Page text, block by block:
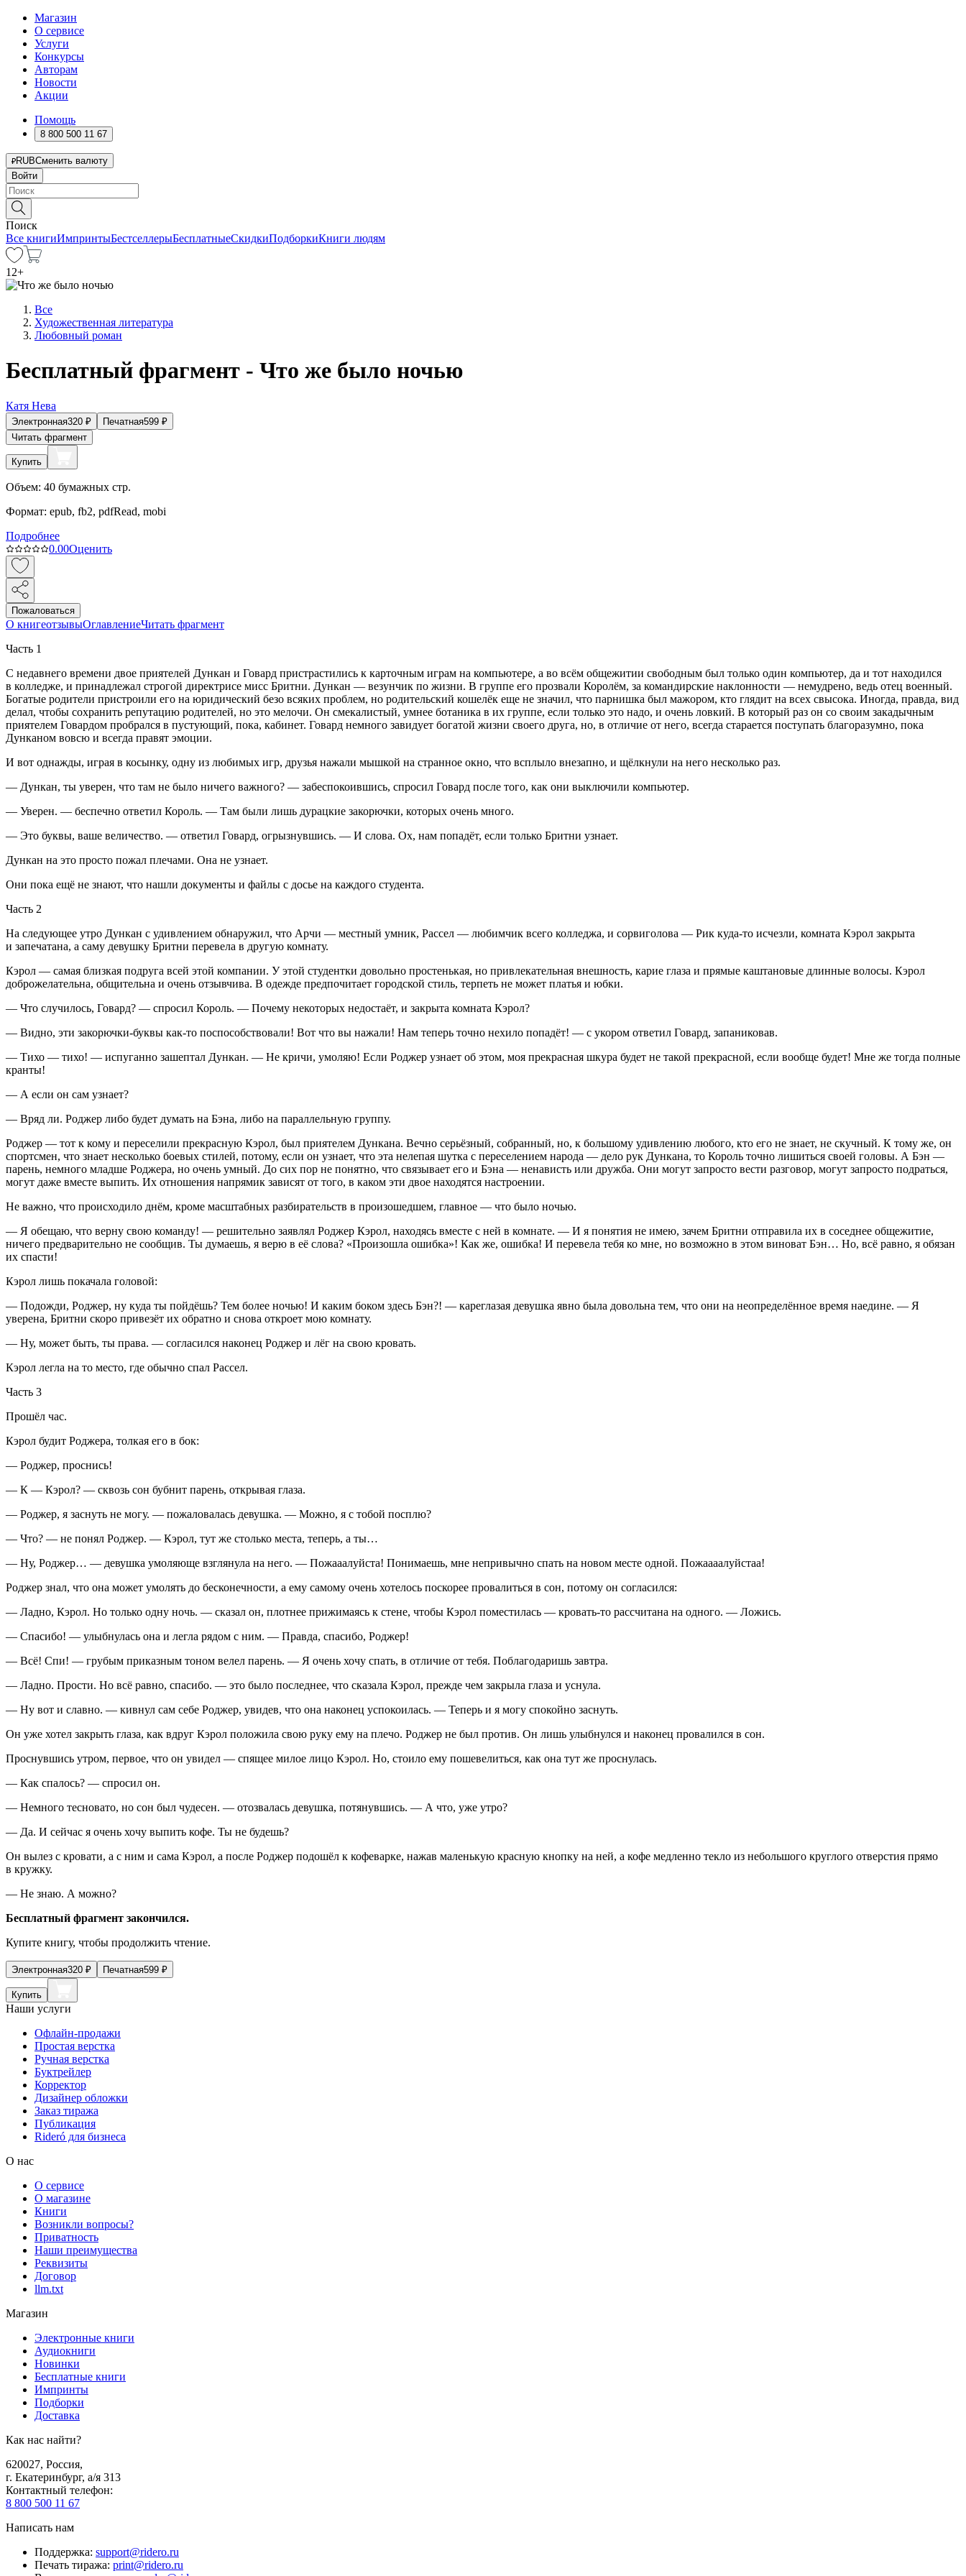
Магазин
О сервисе
Услуги
Конкурсы
Авторам
Новости
Акции
Помощь
8 800 500 11 67
RUBСменить валюту
Войти
Поиск
Все книгиИмпринтыБестселлерыБесплатныеСкидкиПодборкиКниги людям
12+
Все
Художественная литература
Любовный роман
Бесплатный фрагмент - Что же было ночью
Катя Нева
Электронная320 ₽ Печатная599 ₽
Читать фрагмент
Купить
Объем: 40 бумажных стр.
Формат: epub, fb2, pdfRead, mobi
Подробнее
0.00Оценить
Пожаловаться
О книгеотзывыОглавлениеЧитать фрагмент
Часть 1
С недавнего времени двое приятелей Дункан и Говард пристрастились к карточным играм на компьютере, а во всём общежитии свободным был только один компьютер, да и тот находился
в колледже, и принадлежал строгой директрисе мисс Бритни. Дункан — везунчик по жизни. В группе его прозвали Королём, за командирские наклонности — немудрено, ведь отец военный.
Богатые родители пристроили его на юридический безо всяких проблем, но родительский кошелёк еще не значил, что парнишка был мажором, кто глядит на всех свысока. Иногда, правда, вид
делал, чтобы сохранить репутацию родителей, но это мелочи. Он смекалистый, умнее ботаника в их группе, если только это надо, и очень ловкий. В который раз он со своим закадычным
приятелем Говардом пробрался в пустующий, пока, кабинет. Говард немного завидует богатой жизни своего друга, но, в отличие от него, всегда старается поступать благоразумно, пока
Дунканом вовсю и всегда правят эмоции.
И вот однажды, играя в косынку, одну из любимых игр, друзья нажали мышкой на странное окно, что всплыло внезапно, и щёлкнули на него несколько раз.
— Дункан, ты уверен, что там не было ничего важного? — забеспокоившись, спросил Говард после того, как они выключили компьютер.
— Уверен. — беспечно ответил Король. — Там были лишь дурацкие закорючки, которых очень много.
— Это буквы, ваше величество. — ответил Говард, огрызнувшись. — И слова. Ох, нам попадёт, если только Бритни узнает.
Дункан на это просто пожал плечами. Она не узнает.
Они пока ещё не знают, что нашли документы и файлы с досье на каждого студента.
Часть 2
На следующее утро Дункан с удивлением обнаружил, что Арчи — местный умник, Рассел — любимчик всего колледжа, и сорвиголова — Рик куда-то исчезли, комната Кэрол закрыта
и запечатана, а саму девушку Бритни перевела в другую комнату.
Кэрол — самая близкая подруга всей этой компании. У этой студентки довольно простенькая, но привлекательная внешность, карие глаза и прямые каштановые длинные волосы. Кэрол
доброжелательна, общительна и очень отзывчива. В одежде предпочитает городской стиль, терпеть не может платья и юбки.
— Что случилось, Говард? — спросил Король. — Почему некоторых недостаёт, и закрыта комната Кэрол?
— Видно, эти закорючки-буквы как-то поспособствовали! Вот что вы нажали! Нам теперь точно нехило попадёт! — с укором ответил Говард, запаниковав.
— Тихо — тихо! — испуганно зашептал Дункан. — Не кричи, умоляю! Если Роджер узнает об этом, моя прекрасная шкура будет не такой прекрасной, если вообще будет! Мне же тогда полные
кранты!
— А если он сам узнает?
— Вряд ли. Роджер либо будет думать на Бэна, либо на параллельную группу.
Роджер — тот к кому и переселили прекрасную Кэрол, был приятелем Дункана. Вечно серьёзный, собранный, но, к большому удивлению любого, кто его не знает, не скучный. К тому же, он
спортсмен, что знает несколько боевых стилей, потому, если он узнает, что эта нелепая шутка с переселением народа — дело рук Дункана, то Король точно лишиться своей головы. А Бэн —
парень, немного младше Роджера, но очень умный. До сих пор не понятно, что связывает его и Бэна — ненависть или дружба. Они могут запросто вести разговор, могут запросто подраться,
могут даже вместе выпить. Их отношения напрямик зависят от того, в каком эти двое находятся настроении.
Не важно, что происходило днём, кроме масштабных разбирательств в произошедшем, главное — что было ночью.
— Я обещаю, что верну свою команду! — решительно заявлял Роджер Кэрол, находясь вместе с ней в комнате. — И я понятия не имею, зачем Бритни отправила их в соседнее общежитие,
ничего предварительно не сообщив. Ты думаешь, я верю в её слова? «Произошла ошибка»! Как же, ошибка! И перевела тебя ко мне, но возможно в этом виноват Бэн… Но, всё равно, я обязан
их спасти!
Кэрол лишь покачала головой:
— Подожди, Роджер, ну куда ты пойдёшь? Тем более ночью! И каким боком здесь Бэн?! — кареглазая девушка явно была довольна тем, что они на неопределённое время наедине. — Я
уверена, Бритни скоро привезёт их обратно и снова откроет мою комнату.
— Ну, может быть, ты права. — согласился наконец Роджер и лёг на свою кровать.
Кэрол легла на то место, где обычно спал Рассел.
Часть 3
Прошёл час.
Кэрол будит Роджера, толкая его в бок:
— Роджер, проснись!
— К — Кэрол? — сквозь сон бубнит парень, открывая глаза.
— Роджер, я заснуть не могу. — пожаловалась девушка. — Можно, я с тобой посплю?
— Что? — не понял Роджер. — Кэрол, тут же столько места, теперь, а ты…
— Ну, Роджер… — девушка умоляюще взглянула на него. — Пожааалуйста! Понимаешь, мне непривычно спать на новом месте одной. Пожаааалуйстаа!
Роджер знал, что она может умолять до бесконечности, а ему самому очень хотелось поскорее провалиться в сон, потому он согласился:
— Ладно, Кэрол. Но только одну ночь. — сказал он, плотнее прижимаясь к стене, чтобы Кэрол поместилась — кровать-то рассчитана на одного. — Ложись.
— Спасибо! — улыбнулась она и легла рядом с ним. — Правда, спасибо, Роджер!
— Всё! Спи! — грубым приказным тоном велел парень. — Я очень хочу спать, в отличие от тебя. Поблагодаришь завтра.
— Ладно. Прости. Но всё равно, спасибо. — это было последнее, что сказала Кэрол, прежде чем закрыла глаза и уснула.
— Ну вот и славно. — кивнул сам себе Роджер, увидев, что она наконец успокоилась. — Теперь и я могу спокойно заснуть.
Он уже хотел закрыть глаза, как вдруг Кэрол положила свою руку ему на плечо. Роджер не был против. Он лишь улыбнулся и наконец провалился в сон.
Проснувшись утром, первое, что он увидел — спящее милое лицо Кэрол. Но, стоило ему пошевелиться, как она тут же проснулась.
— Как спалось? — спросил он.
— Немного тесновато, но сон был чудесен. — отозвалась девушка, потянувшись. — А что, уже утро?
— Да. И сейчас я очень хочу выпить кофе. Ты не будешь?
Он вылез с кровати, а с ним и сама Кэрол, а после Роджер подошёл к кофеварке, нажав маленькую красную кнопку на ней, а кофе медленно текло из небольшого круглого отверстия прямо
в кружку.
— Не знаю. А можно?
Бесплатный фрагмент закончился.
Купите книгу, чтобы продолжить чтение.
Электронная320 ₽ Печатная599 ₽
Купить
Наши услуги
Офлайн-продажи
Простая верстка
Ручная верстка
Буктрейлер
Корректор
Дизайнер обложки
Заказ тиража
Публикация
Rideró для бизнеса
О нас
О сервисе
О магазине
Книги
Возникли вопросы?
Приватность
Наши преимущества
Реквизиты
Договор
llm.txt
Магазин
Электронные книги
Аудиокниги
Новинки
Бесплатные книги
Импринты
Подборки
Доставка
Как нас найти?
620027, Россия,
г. Екатеринбург, а/я 313
Контактный телефон:
8 800 500 11 67
Написать нам
Поддержка: support@ridero.ru
Печать тиража: print@ridero.ru